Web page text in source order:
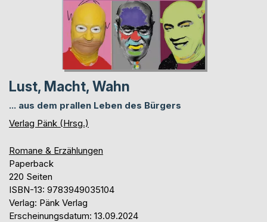
Lust, Macht, Wahn
... aus dem prallen Leben des Bürgers
Verlag Pänk (Hrsg.)
Romane & Erzählungen
Paperback
220 Seiten
ISBN-13: 9783949035104
Verlag: Pänk Verlag
Erscheinungsdatum: 13.09.2024